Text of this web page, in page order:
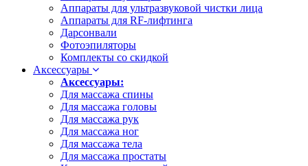
Аппараты для ультразвуковой чистки лица
Аппараты для RF-лифтинга
Дарсонвали
Фотоэпиляторы
Комплекты со скидкой
Аксессуары
Аксессуары:
Для массажа спины
Для массажа головы
Для массажа рук
Для массажа ног
Для массажа тела
Для массажа простаты